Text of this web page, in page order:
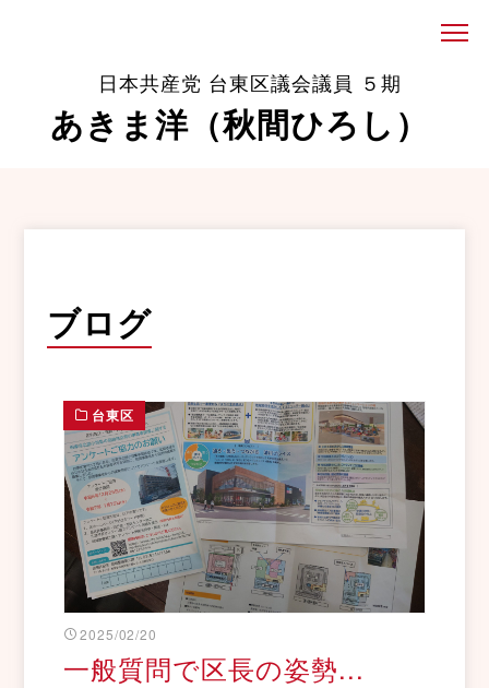
日本共産党 台東区議会議員 ５期
あきま洋（秋間ひろし）
ブログ
台東区
2025/02/20
一般質問で区長の姿勢...